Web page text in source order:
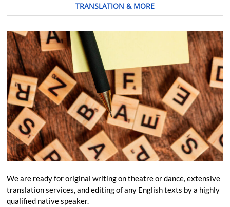
TRANSLATION & MORE
We are ready for original writing on theatre or dance, extensive
translation services, and editing of any English texts by a highly
qualified native speaker.